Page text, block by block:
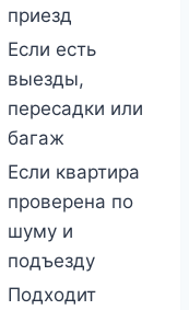
приезд
Если есть
выезды,
пересадки или
багаж
Если квартира
проверена по
шуму и
подъезду
Подходит